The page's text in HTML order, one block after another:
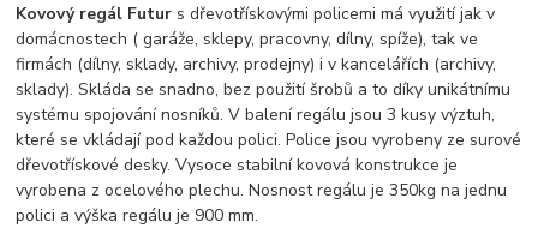
Kovový regál Futur s dřevotřískovými policemi má využití jak v
domácnostech ( garáže, sklepy, pracovny, dílny, spíže), tak ve
firmách (dílny, sklady, archivy, prodejny) i v kancelářích (archivy,
sklady). Skláda se snadno, bez použití šrobů a to díky unikátnímu
systému spojování nosníků. V balení regálu jsou 3 kusy výztuh,
které se vkládají pod každou polici. Police jsou vyrobeny ze surové
dřevotřískové desky. Vysoce stabilní kovová konstrukce je
vyrobena z ocelového plechu.Nosnost regálu je 350kg na jednu
polici a výška regálu je 900 mm.